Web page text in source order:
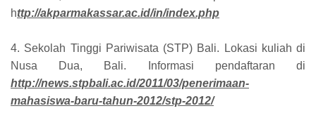
http://akparmakassar.ac.id/in/index.php
4. Sekolah Tinggi Pariwisata (STP) Bali. Lokasi kuliah di
Nusa Dua, Bali. Informasi pendaftaran di
http://news.stpbali.ac.id/2011/03/penerimaan-
mahasiswa-baru-tahun-2012/stp-2012/